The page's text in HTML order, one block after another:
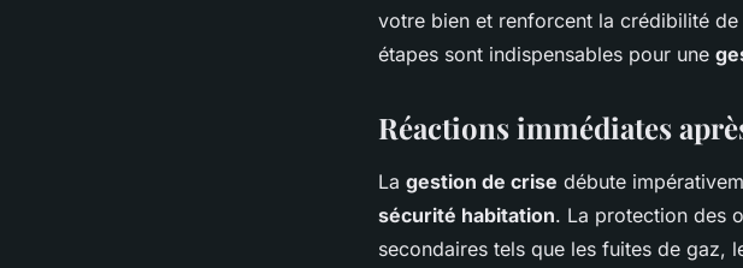
votre bien et renforcent la crédibilité
étapes sont indispensables pour une
Réactions immédiates
La gestion de crise débute
sécurité habitation. La protection des
secondaires tels que les fuites de gaz,